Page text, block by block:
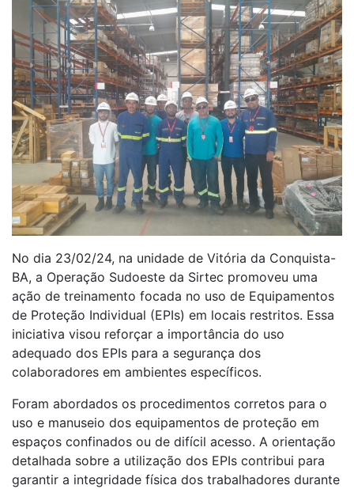
No dia 23/02/24, na unidade de Vitória da Conquista-
BA, a Operação Sudoeste da Sirtec promoveu uma
ação de treinamento focada no uso de Equipamentos
de Proteção Individual (EPIs) em locais restritos. Essa
iniciativa visou reforçar a importância do uso
adequado dos EPIs para a segurança dos
colaboradores em ambientes específicos.
Foram abordados os procedimentos corretos para o
uso e manuseio dos equipamentos de proteção em
espaços confinados ou de difícil acesso. A orientação
detalhada sobre a utilização dos EPIs contribui para
garantir a integridade física dos trabalhadores durante